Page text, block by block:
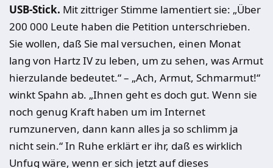
USB-Stick. Mit zittriger Stimme lamentiert sie: „Über
200 000 Leute haben die Petition unterschrieben.
Sie wollen, daß Sie mal versuchen, einen Monat
lang von Hartz IV zu leben, um zu sehen, was Armut
hierzulande bedeutet.“ – „Ach, Armut, Schmarmut!“
winkt Spahn ab. „Ihnen geht es doch gut. Wenn sie
noch genug Kraft haben um im Internet
rumzunerven, dann kann alles ja so schlimm ja
nicht sein.“ In Ruhe erklärt er ihr, daß es wirklich
Unfug wäre, wenn er sich jetzt auf dieses